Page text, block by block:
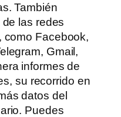
También
las redes
como Facebook,
Gmail,
informes de
su recorrido en
datos del
Puedes